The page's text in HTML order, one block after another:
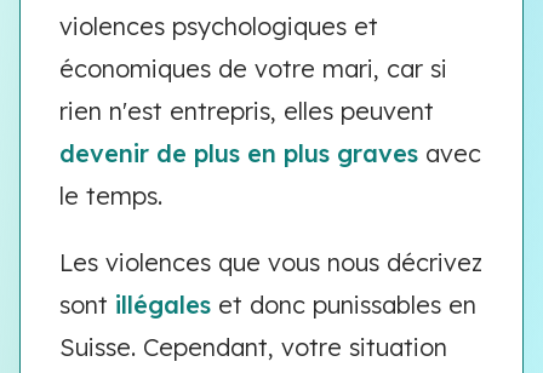
violences psychologiques et
économiques de votre mari, car si
rien n'est entrepris, elles peuvent
devenir de plus en plus graves avec
le temps.
Les violences que vous nous décrivez
sont illégales et donc punissables en
Suisse. Cependant, votre situation